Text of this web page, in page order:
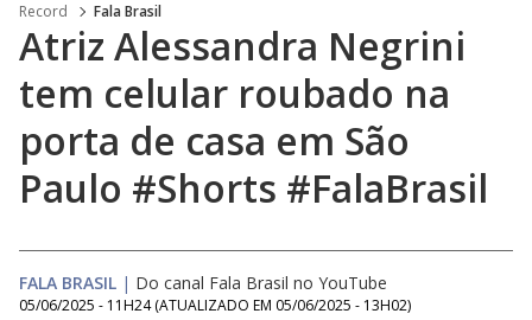
Record Fala Brasil
Atriz Alessandra Negrini
tem celular roubado na
porta de casa em São
Paulo #Shorts #FalaBrasil
FALA BRASIL | Do canal Fala Brasil no YouTube
05/06/2025 - 11H24 (ATUALIZADO EM 05/06/2025 - 13H02)